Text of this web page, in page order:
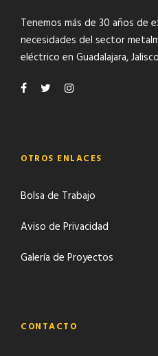
Tenemos más de 30 años de
necesidades del sector
eléctrico en Guadalajara,
OTROS ENLACES
Bolsa de Trabajo
Aviso de Privacidad
Galería de Proyectos
CONTACTO